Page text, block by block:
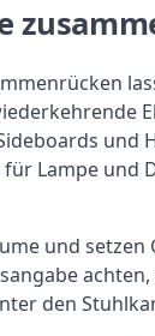
und
Lampe
und
den